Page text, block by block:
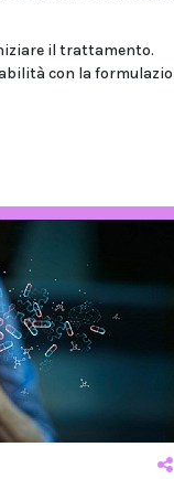
il trattamento.
con la